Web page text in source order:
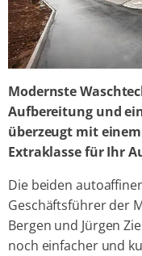
Modernste
Aufbereitung und
überzeugt mit
Extraklasse für Ihr
Die beiden
Geschäftsführer der
Bergen und Jürgen
noch einfacher und